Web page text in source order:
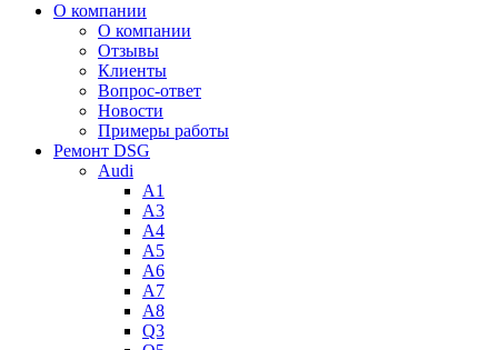
О компании
О компании
Отзывы
Клиенты
Вопрос-ответ
Новости
Примеры работы
Ремонт DSG
Audi
A1
A3
A4
A5
А6
A7
A8
Q3